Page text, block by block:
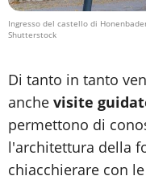
Ingresso del castello di
Shutterstock
Di tanto in tanto
anche visite
permettono di
l'architettura della
chiacchierare con